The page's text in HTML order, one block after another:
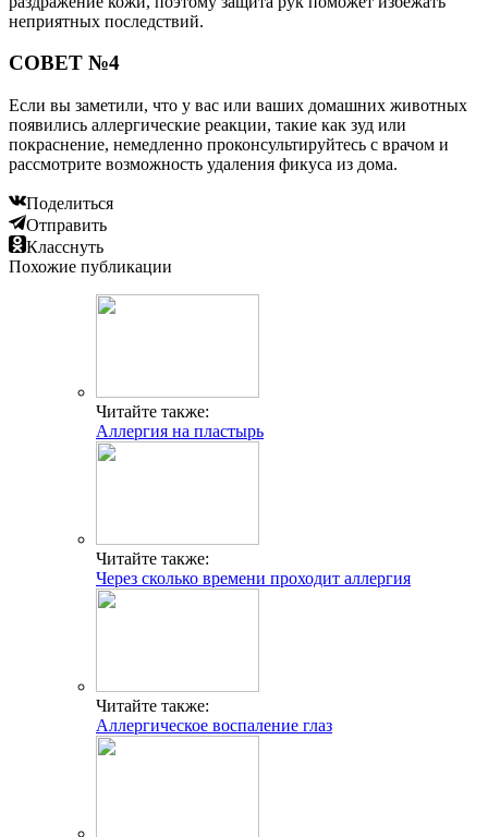
неприятных последствий.
СОВЕТ №4
Если вы заметили, что у вас или ваших домашних животных
появились аллергические реакции, такие как зуд или
покраснение, немедленно проконсультируйтесь с врачом и
рассмотрите возможность удаления фикуса из дома.
Поделиться
Отправить
Класснуть
Похожие публикации
Читайте также:
Аллергия на пластырь
Читайте также:
Через сколько времени проходит аллергия
Читайте также:
Аллергическое воспаление глаз